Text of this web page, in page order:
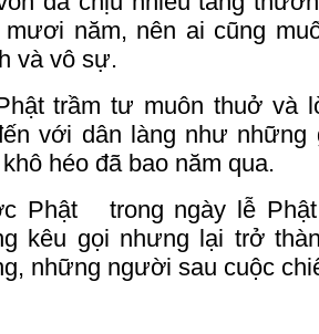
mươi năm, nên ai cũng
và vô sự.
trầm tư muôn thuở và
với dân làng như
héo đã bao năm qua.
Phật trong ngày lễ
kêu gọi nhưng lại trở
những người sau cuộc